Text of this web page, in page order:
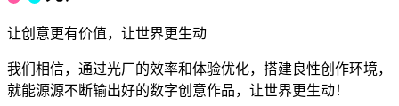
让创意更有价值，让世界更生动
我们相信，通过光厂的效率和体验优化，搭建良性创作环境，
就能源源不断输出好的数字创意作品，让世界更生动！